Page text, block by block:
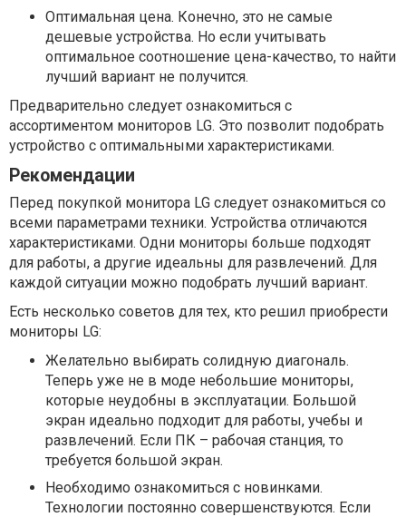
Оптимальная цена. Конечно, это не самые
дешевые устройства. Но если учитывать
оптимальное соотношение цена-качество, то найти
лучший вариант не получится.
Предварительно следует ознакомиться с
ассортиментом мониторов LG. Это позволит подобрать
устройство с оптимальными характеристиками.
Рекомендации
Перед покупкой монитора LG следует ознакомиться со
всеми параметрами техники. Устройства отличаются
характеристиками. Одни мониторы больше подходят
для работы, а другие идеальны для развлечений. Для
каждой ситуации можно подобрать лучший вариант.
Есть несколько советов для тех, кто решил приобрести
мониторы LG:
Желательно выбирать солидную диагональ.
Теперь уже не в моде небольшие мониторы,
которые неудобны в эксплуатации. Большой
экран идеально подходит для работы, учебы и
развлечений. Если ПК – рабочая станция, то
требуется большой экран.
Необходимо ознакомиться с новинками.
Технологии постоянно совершенствуются. Если